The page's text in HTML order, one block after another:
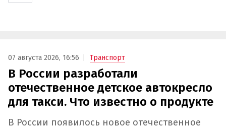
07 августа 2026, 16:56 Транспорт
В России разработали
отечественное детское автокресло
для такси. Что известно о продукте
В России появилось новое отечественное